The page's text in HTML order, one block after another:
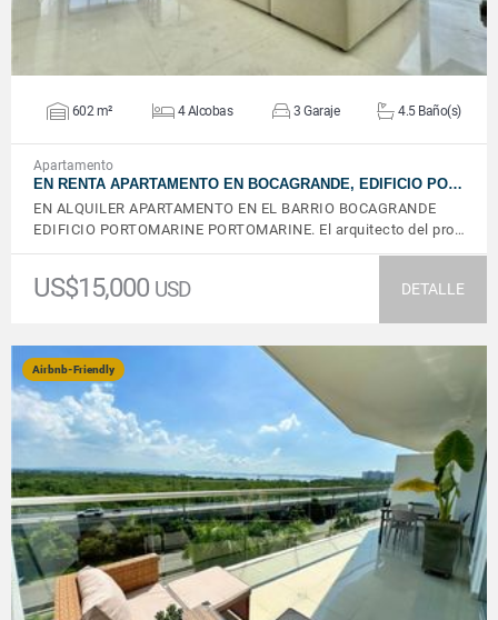
602 m² 4 Alcobas 3 Garaje 4.5 Baño(s)
Apartamento
EN RENTA APARTAMENTO EN BOCAGRANDE, EDIFICIO PO…
EN ALQUILER APARTAMENTO EN EL BARRIO BOCAGRANDE
EDIFICIO PORTOMARINE PORTOMARINE. El arquitecto del pro…
US$15,000 USD DETALLE
Airbnb-Friendly
VER DETALLES